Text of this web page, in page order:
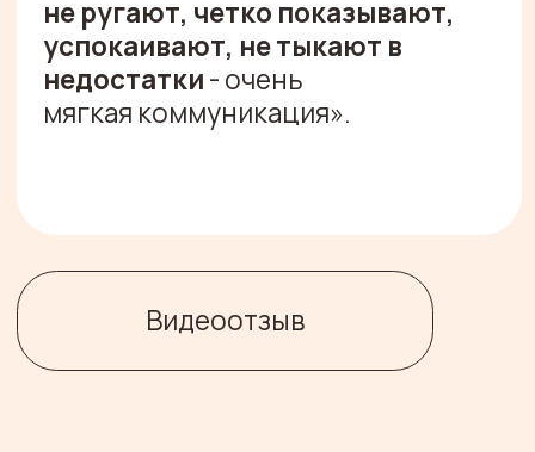
политика конфиденциальности
G.Team 2026
Консалтинговое агентство для тех,
кто продает
Оставить заявку